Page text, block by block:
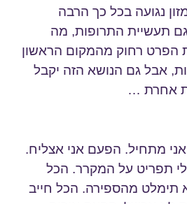
נגועה בכל כך הרבה
גם תעשיית התרופות, מה
הפרט רחוק מהמקום הראשון
אבל גם הנושא הזה יקבל
אחרת …
מתחיל. הפעם אני אצליח.
לי תפריט על המקרר. הכל
תימלט מהספירה. הכל חייב